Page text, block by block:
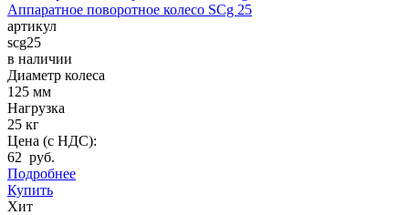
Аппаратное поворотное колесо SCg 25
артикул
scg25
в наличии
Диаметр колеса
125 мм
Нагрузка
25 кг
Цена (с НДС):
62 руб.
Подробнее
Купить
Хит